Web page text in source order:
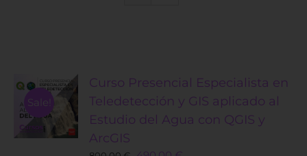
Sale!
Curso Presencial Especialista en
Teledetección y GIS aplicado al
Estudio del Agua con QGIS y
ArcGIS